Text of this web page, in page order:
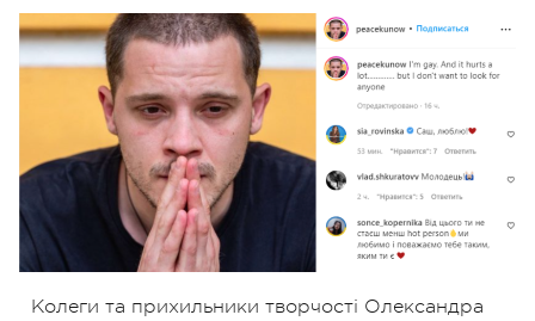
Колеги та прихильники творчості Олександра